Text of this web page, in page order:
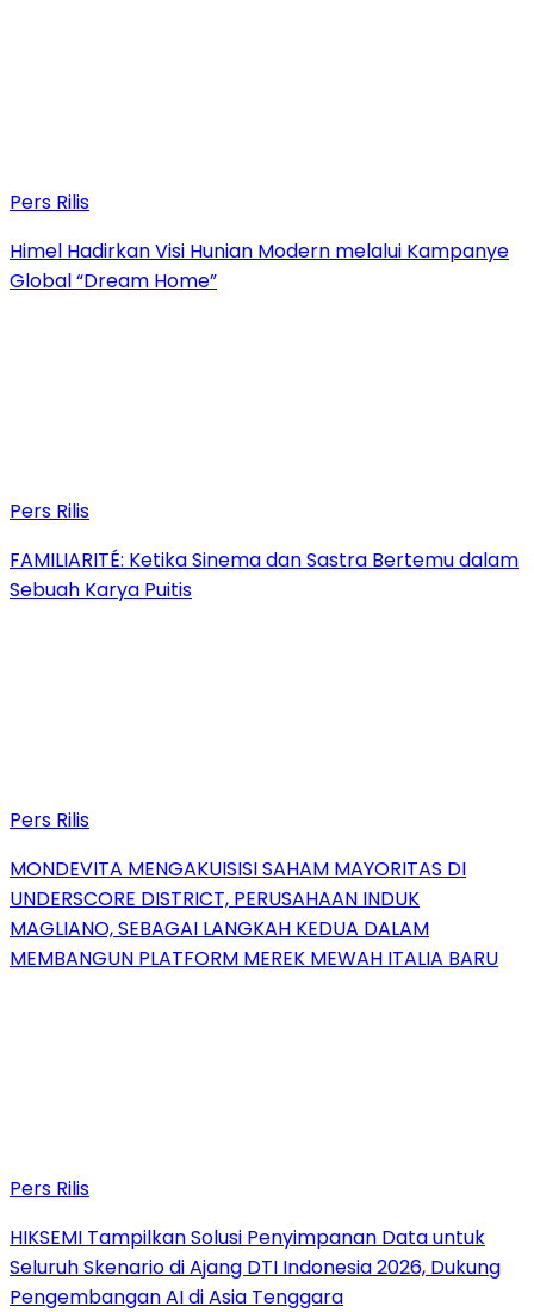
Pers Rilis
Himel Hadirkan Visi Hunian Modern melalui Kampanye
Global “Dream Home”
Pers Rilis
FAMILIARITÉ: Ketika Sinema dan Sastra Bertemu dalam
Sebuah Karya Puitis
Pers Rilis
MONDEVITA MENGAKUISISI SAHAM MAYORITAS DI
UNDERSCORE DISTRICT, PERUSAHAAN INDUK
MAGLIANO, SEBAGAI LANGKAH KEDUA DALAM
MEMBANGUN PLATFORM MEREK MEWAH ITALIA BARU
Pers Rilis
HIKSEMI Tampilkan Solusi Penyimpanan Data untuk
Seluruh Skenario di Ajang DTI Indonesia 2026, Dukung
Pengembangan AI di Asia Tenggara